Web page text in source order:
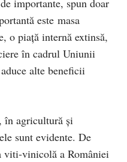
este masa
o piață internă extinsă,
în cadrul Uniunii
alte beneficii
în agricultură și
sunt evidente. De
viti-vinicolă a României